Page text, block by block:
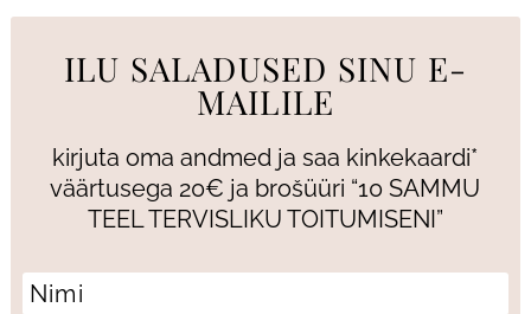
ILU SALADUSED SINU E-
MAILILE
kirjuta oma andmed ja saa kinkekaardi*
väärtusega 20€ ja brošüüri “10 SAMMU
TEEL TERVISLIKU TOITUMISENI”